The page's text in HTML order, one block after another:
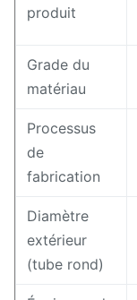
produit
Grade du
matériau
Processus
de
fabrication
Diamètre
extérieur
(tube rond)